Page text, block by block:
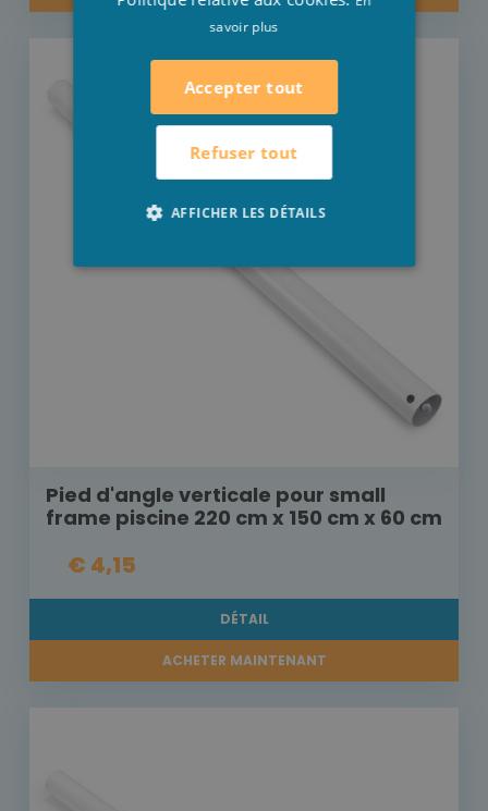
Pied d'angle verticale pour small
frame piscine 220 cm x 150 cm x 60 cm
€ 4,15
DÉTAIL
ACHETER MAINTENANT
savoir plus
Accepter tout
Refuser tout
AFFICHER LES DÉTAILS